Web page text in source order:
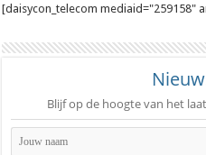
[daisycon_telecom mediaid="259158"
Blijf op de hoogte van het